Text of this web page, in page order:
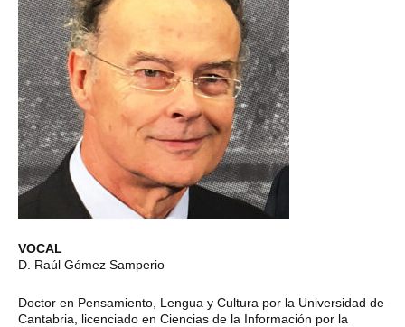
VOCAL
D. Raúl Gómez Samperio
Doctor en Pensamiento, Lengua y Cultura por la Universidad de
Cantabria, licenciado en Ciencias de la Información por la